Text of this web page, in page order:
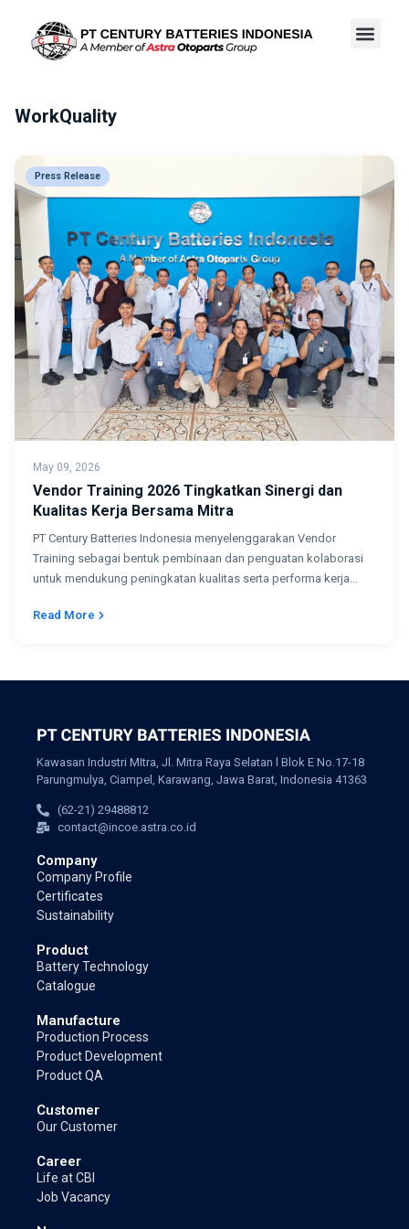
WorkQuality
Press Release
May 09, 2026
Vendor Training 2026 Tingkatkan Sinergi dan
Kualitas Kerja Bersama Mitra
PT Century Batteries Indonesia menyelenggarakan Vendor
Training sebagai bentuk pembinaan dan penguatan kolaborasi
untuk mendukung peningkatan kualitas serta performa kerja...
Read More
Kawasan Industri MItra, Jl. Mitra Raya Selatan l Blok E No.17-18
Parungmulya, Ciampel, Karawang, Jawa Barat, Indonesia 41363
(62-21) 29488812
contact@incoe.astra.co.id
Company
Company Profile
Certificates
Sustainability
Product
Battery Technology
Catalogue
Manufacture
Production Process
Product Development
Product QA
Customer
Our Customer
Career
Life at CBI
Job Vacancy